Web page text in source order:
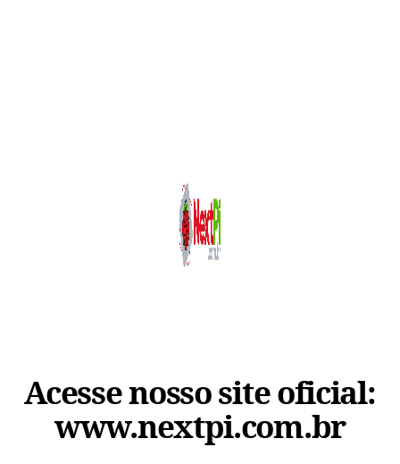
Acesse nosso site oficial:
www.nextpi.com.br